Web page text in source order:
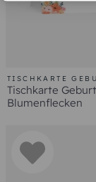
TISCHKARTE
Tischkarte
Blumenflecken